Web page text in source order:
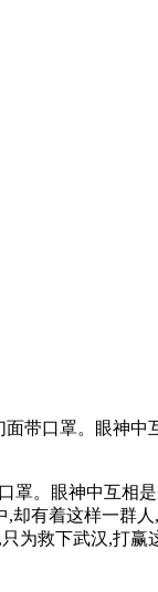
带口罩。眼神中
。眼神中互相
有着这样一群人
为救下武汉,打赢